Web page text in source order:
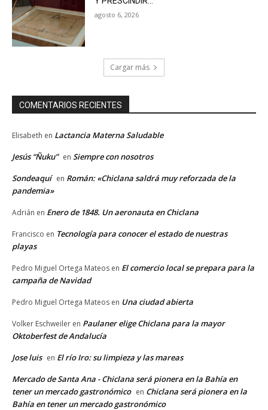
agosto 6, 2026
Cargar más
COMENTARIOS RECIENTES
Elisabeth en Lactancia Materna Saludable
Jesús “Ñuku” en Siempre con nosotros
Sondeaquí en Román: «Chiclana saldrá muy reforzada de la
pandemia»
Adrián en Enero de 1848. Un aeronauta en Chiclana
Francisco en Tecnología para conocer el estado de nuestras
playas
Pedro Miguel Ortega Mateos en El comercio local se prepara para la
campaña de Navidad
Pedro Miguel Ortega Mateos en Una ciudad abierta
Volker Eschweiler en Paulaner elige Chiclana para la mayor
Oktoberfest de Andalucía
Jose luis en El río Iro: su limpieza y las mareas
Mercado de Santa Ana - Chiclana será pionera en la Bahía en
tener un mercado gastronómico en Chiclana será pionera en la
Bahía en tener un mercado gastronómico